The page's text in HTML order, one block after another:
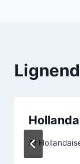
Af